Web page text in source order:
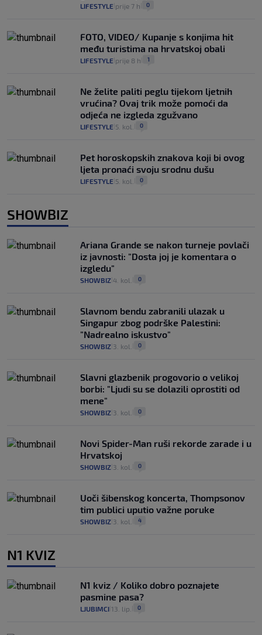
LIFESTYLE prije 7 h 0
FOTO, VIDEO/ Kupanje s konjima hit
među turistima na hrvatskoj obali
LIFESTYLE prije 8 h 1
Ne želite paliti peglu tijekom ljetnih
vrućina? Ovaj trik može pomoći da
odjeća ne izgleda zgužvano
LIFESTYLE 5. kol. 0
Pet horoskopskih znakova koji bi ovog
ljeta pronaći svoju srodnu dušu
LIFESTYLE 5. kol. 0
SHOWBIZ
Ariana Grande se nakon turneje povlači
iz javnosti: "Dosta joj je komentara o
izgledu"
SHOWBIZ 4. kol. 0
Slavnom bendu zabranili ulazak u
Singapur zbog podrške Palestini:
"Nadrealno iskustvo"
SHOWBIZ 3. kol. 0
Slavni glazbenik progovorio o velikoj
borbi: "Ljudi su se dolazili oprostiti od
mene"
SHOWBIZ 3. kol. 0
Novi Spider-Man ruši rekorde zarade i u
Hrvatskoj
SHOWBIZ 3. kol. 0
Uoči šibenskog koncerta, Thompsonov
tim publici uputio važne poruke
SHOWBIZ 3. kol. 4
N1 KVIZ
N1 kviz / Koliko dobro poznajete
pasmine pasa?
LJUBIMCI 13. lip. 0